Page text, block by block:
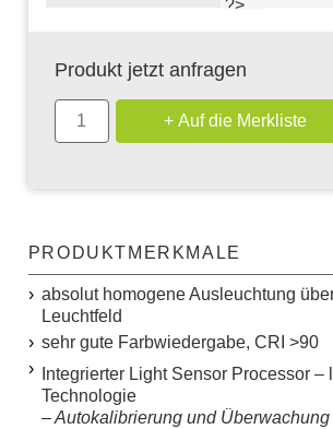
Produkt jetzt anfragen
PRODUKTMERKMALE
absolut homogene Ausleuchtung
Leuchtfeld
sehr gute Farbwiedergabe, CRI >90
Integrierter Light Sensor Processor –
Technologie
– Autokalibrierung und